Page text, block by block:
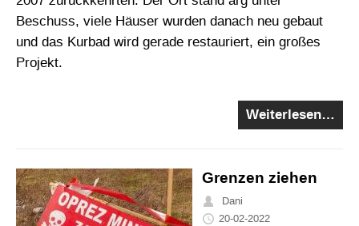
Beschuss, viele Häuser wurden danach neu gebaut
und das Kurbad wird gerade restauriert, ein großes
Projekt.
Weiterlesen…
Grenzen ziehen
Dani
20-02-2022